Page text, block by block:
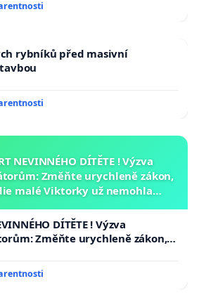
rybníků před masivní
NEVINNÉHO DÍTĚTE ! Výzva
Změňte urychleně zákon,
malé Viktorky už nemohla
DÍTĚTE ! Výzva
Změňte urychleně zákon,
Viktorky už nemohla opakovat!